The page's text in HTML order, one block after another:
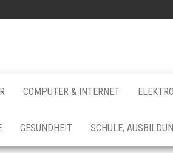
COMPUTER & INTERNET
GESUNDHEIT SCHULE,